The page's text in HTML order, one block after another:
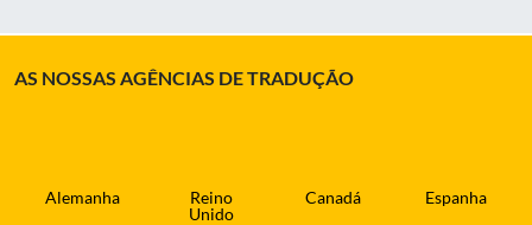
AS NOSSAS AGÊNCIAS DE TRADUÇÃO
Alemanha
Reino
Unido
Canadá Espanha